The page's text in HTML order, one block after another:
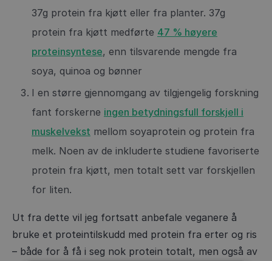
37g protein fra kjøtt eller fra planter. 37g
protein fra kjøtt medførte 47 % høyere
proteinsyntese, enn tilsvarende mengde fra
soya, quinoa og bønner
I en større gjennomgang av tilgjengelig forskning
fant forskerne ingen betydningsfull forskjell i
muskelvekst mellom soyaprotein og protein fra
melk. Noen av de inkluderte studiene favoriserte
protein fra kjøtt, men totalt sett var forskjellen
for liten.
Ut fra dette vil jeg fortsatt anbefale veganere å
bruke et proteintilskudd med protein fra erter og ris
– både for å få i seg nok protein totalt, men også av